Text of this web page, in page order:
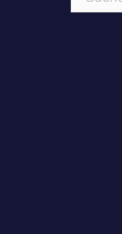
nach: